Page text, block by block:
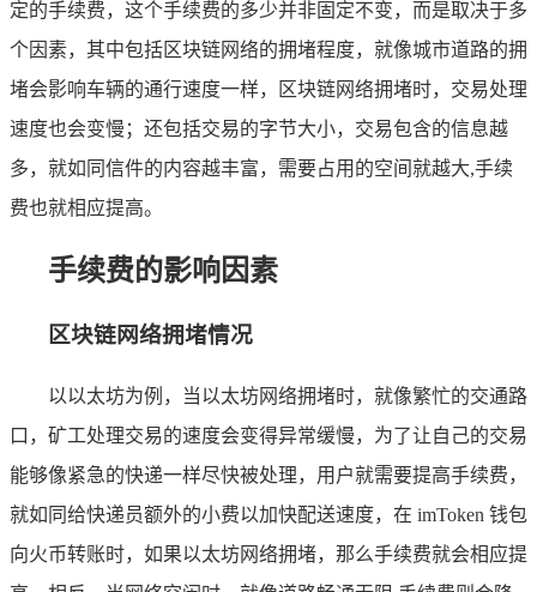
定的手续费，这个手续费的多少并非固定不变，而是取决于多
个因素，其中包括区块链网络的拥堵程度，就像城市道路的拥
堵会影响车辆的通行速度一样，区块链网络拥堵时，交易处理
速度也会变慢；还包括交易的字节大小，交易包含的信息越
多，就如同信件的内容越丰富，需要占用的空间就越大,手续
费也就相应提高。
手续费的影响因素
区块链网络拥堵情况
以以太坊为例，当以太坊网络拥堵时，就像繁忙的交通路
口，矿工处理交易的速度会变得异常缓慢，为了让自己的交易
能够像紧急的快递一样尽快被处理，用户就需要提高手续费，
就如同给快递员额外的小费以加快配送速度，在 imToken 钱包
向火币转账时，如果以太坊网络拥堵，那么手续费就会相应提